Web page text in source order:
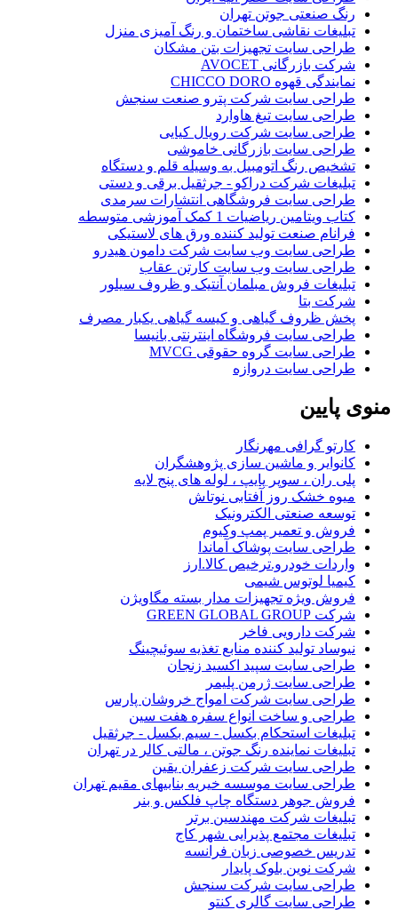
رنگ صنعتی جوتن تهران
تبلیغات نقاشی ساختمان و رنگ آمیزی منزل
طراحی سایت تجهیزات بتن مشکان
شرکت بازرگانی AVOCET
نمایندگی قهوه CHICCO DORO
طراحی سایت شرکت پترو صنعت سنجش
طراحی سایت تیغ هاوارد
طراحی سایت شرکت رویال کیایی
طراحی سایت بازرگانی خاموشی
تشخیص رنگ اتومبیل به وسیله قلم و دستگاه
تبلیغات شرکت دراکو - جرثقیل برقی و دستی
طراحی سایت فروشگاهی انتشارات سرمدی
کتاب ویتامین ریاضیات 1 کمک آموزشی متوسطه
فرانام صنعت تولید کننده ورق های لاستیکی
طراحی سایت وب سایت شرکت دامون هیدرو
طراحی سایت وب سایت کارتن عقاب
تبلیغات فروش مبلمان آنتیک و ظروف سیلور
شرکت بتا
پخش ظروف گیاهی و کیسه گیاهی یکبار مصرف
طراحی سایت فروشگاه اینترنتی بانیسا
طراحی سایت گروه حقوقی MVCG
طراحی سایت دروازه
منوی پایین
کارتو گرافی مهرنگار
کانوایر و ماشین سازی پژوهشگران
پلی ران ، سوپر پایپ ، لوله های پنج لایه
میوه خشک روز آفتابی نوتاش
توسعه صنعتی الکترونیک
فروش و تعمیر پمپ وکیوم
طراحی سایت پوشاک آماندا
واردات خودرو.ترخیص کالا.ارز
کیمیا لوتوس شیمی
فروش ویژه تجهیزات مدار بسته مگاویژن
شرکت GREEN GLOBAL GROUP
شرکت دارویی فاخر
نیوساد تولید کننده منابع تغذیه سوئیچینگ
طراحی سایت سپید اکسید زنجان
طراحی سایت ژرمن پلیمر
طراحی سایت شرکت امواج خروشان پارس
طراحی و ساخت انواع سفره هفت سین
تبلیغات استحکام بکسل - سیم بکسل - جرثقیل
تبلیغات نماینده رنگ جوتن ، مالتی کالر در تهران
طراحی سایت شرکت زعفران یقین
طراحی سایت موسسه خیریه بنابیهای مقیم تهران
فروش جوهر دستگاه چاپ فلکس و بنر
تبلیغات شرکت مهندسین برتر
تبلیغات مجتمع پذیرایی شهر کاج
تدریس خصوصی زبان فرانسه
شرکت نوین بلوک پایدار
طراحی سایت شرکت سنجش
طراحی سایت گالری کنتو